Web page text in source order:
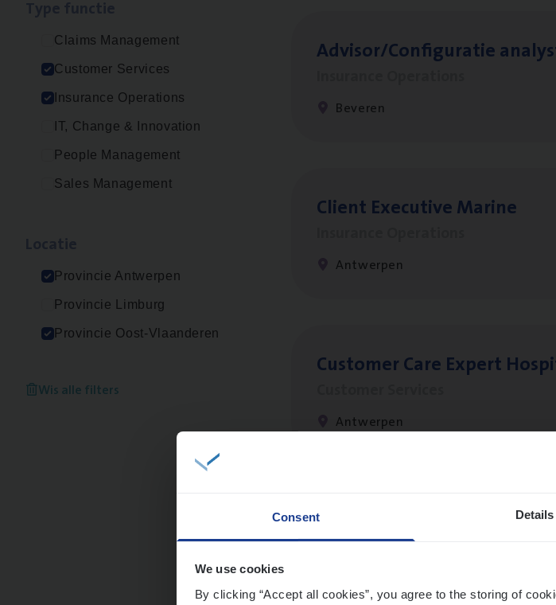
Consent Details
We use cookies
By clicking “Accept all cookies”, you agree to the storing of
Claims Management
Customer Services
Insurance Operations
IT, Change & Innovation
People Management
Sales Management
Provincie Antwerpen
Provincie Limburg
Provincie Oost-Vlaanderen
Wis alle filters
Advisor/​Configuratie
Beveren
Client Exe­cu­ti­ve Marine
Antwerpen
Cus­to­mer Care Expert
Antwerpen
Dos­sier­be­heer­der
Insurance Operations